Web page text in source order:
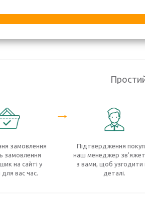
замовлення
замовлення
на сайті у
вас час.
→
Підтвердження
наш менеджер
з вами, щоб узгодити
деталі.